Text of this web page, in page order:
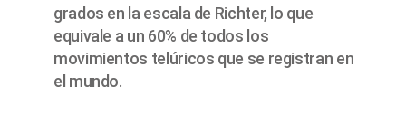
grados en la escala de Richter, lo que
equivale a un 60% de todos los
movimientos telúricos que se registran en
el mundo.